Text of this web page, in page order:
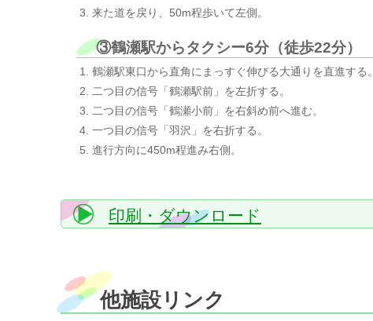
来た道を戻り、50m程歩いて左側。
③鶴瀬駅からタクシー6分（徒歩22分）
鶴瀬駅東口から直角にまっすぐ伸びる大通りを直進する。
二つ目の信号「鶴瀬駅前」を左折する。
二つ目の信号「鶴瀬小前」を右斜め前へ進む。
一つ目の信号「羽沢」を右折する。
進行方向に450m程進み右側。
印刷・ダウンロード
他施設リンク